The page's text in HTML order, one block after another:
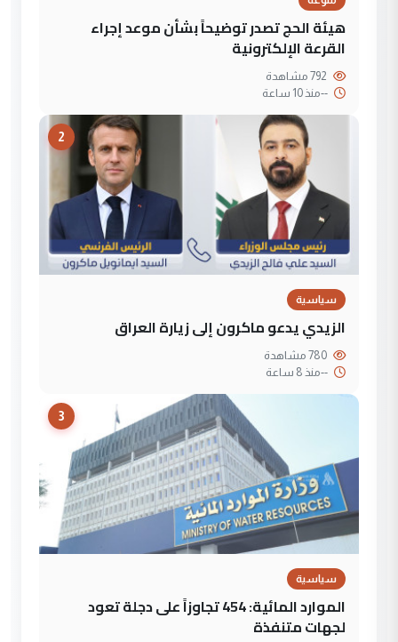
هيئة الحج تصدر توضيحاً بشأن موعد إجراء
القرعة الإلكترونية
--منذ 10 ساعة
2
سياسية
الزيدي يدعو ماكرون إلى زيارة العراق
--منذ 8 ساعة
3
سياسية
الموارد المائية: 454 تجاوزاً على دجلة تعود
لجهات متنفذة